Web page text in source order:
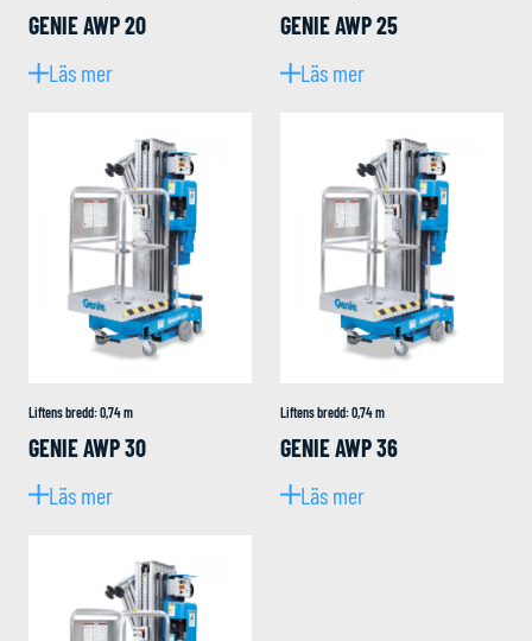
GENIE AWP 20
Läs mer
GENIE AWP 25
Läs mer
Liftens bredd:0,74m
GENIE AWP 30
Läs mer
Liftens bredd:0,74m
GENIE AWP 36
Läs mer